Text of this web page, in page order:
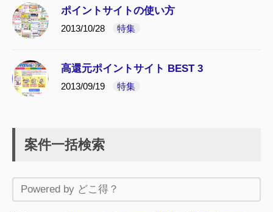
ポイントサイトの使い方
2013/10/28 特集
高還元ポイントサイト BEST 3
2013/09/19 特集
案件一括検索